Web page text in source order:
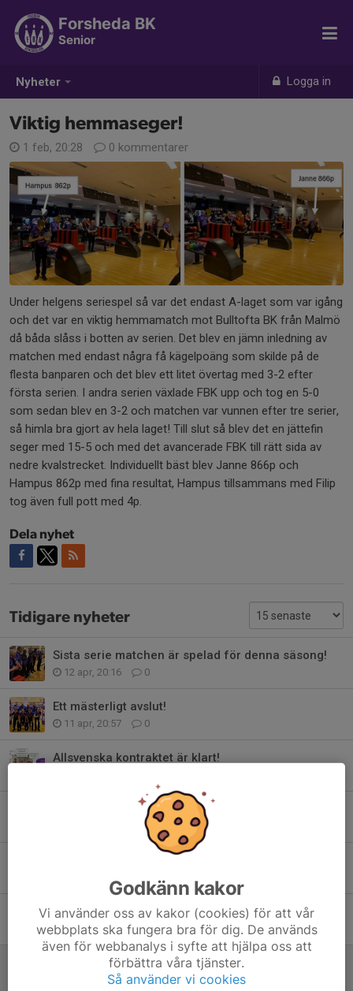
Nyheter Logga in
Forsheda BK
Senior
Viktig hemmaseger!
1 feb, 20:28 0 kommentarer
Under helgens seriespel så var det endast A-laget som var igång
och det var en viktig hemmamatch mot Bulltofta BK från Malmö
då båda slåss i botten av serien. Det blev en jämn inledning av
matchen med endast några få kägelpoäng som skilde på de
flesta banparen och det blev ett litet övertag med 3-2 efter
första serien. I andra serien växlade FBK upp och tog en 5-0
som sedan blev en 3-2 och matchen var vunnen efter tre serier,
så himla bra gjort av hela laget! Till slut så blev det en jättefin
seger med 15-5 och med det avancerade FBK till rätt sida av
nedre kvalstrecket. Individuellt bäst blev Janne 866p och
Hampus 862p med fina resultat, Hampus tillsammans med Filip
tog även full pott med 4p.
Dela nyhet
Tidigare nyheter
Sista serie matchen är spelad för denna säsong!
12 apr, 20:16 0
Ett mästerligt avslut!
11 apr, 20:57 0
Allsvenska kontraktet är klart!
Bara seger som räknas!
0
Det vill sig inte i dom viktiga matcherna!
1 mar, 19:32 0
Viktig hemmaseger!
1 feb, 20:28 0
Godkänn kakor
Vi använder oss av kakor (cookies) för att vår
webbplats ska fungera bra för dig. De används
även för webbanalys i syfte att hjälpa oss att
förbättra våra tjänster.
Så använder vi cookies